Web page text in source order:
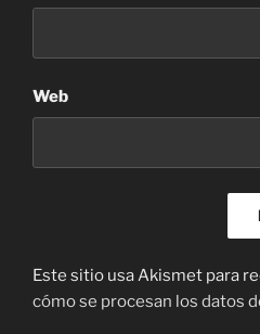
Web
Este sitio usa Akismet para
cómo se procesan los datos